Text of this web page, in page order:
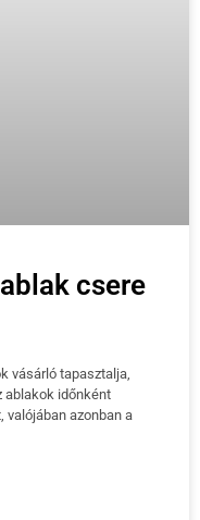
csere
vásárló tapasztalja,
ablakok időnként
valójában azonban a